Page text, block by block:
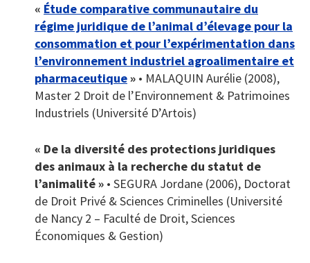
« Étude comparative communautaire du
régime juridique de l’animal d’élevage pour la
consommation et pour l’expérimentation dans
l’environnement industriel agroalimentaire et
pharmaceutique» • MALAQUIN Aurélie (2008),
Master 2 Droit de l’Environnement & Patrimoines
Industriels (Université D’Artois)
« De la diversité des protections juridiques
des animaux à la recherche du statut de
l’animalité » • SEGURA Jordane (2006), Doctorat
de Droit Privé & Sciences Criminelles (Université
de Nancy 2 – Faculté de Droit, Sciences
Économiques & Gestion)